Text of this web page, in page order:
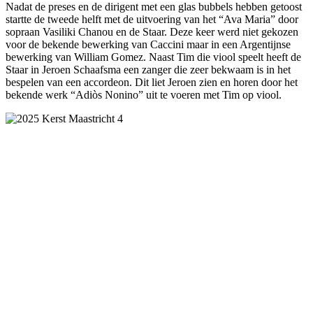
Nadat de preses en de dirigent met een glas bubbels hebben getoost
startte de tweede helft met de uitvoering van het “Ava Maria” door
sopraan Vasiliki Chanou en de Staar. Deze keer werd niet gekozen
voor de bekende bewerking van Caccini maar in een Argentijnse
bewerking van William Gomez. Naast Tim die viool speelt heeft de
Staar in Jeroen Schaafsma een zanger die zeer bekwaam is in het
bespelen van een accordeon. Dit liet Jeroen zien en horen door het
bekende werk “Adiòs Nonino” uit te voeren met Tim op viool.